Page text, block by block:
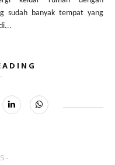
sudah banyak tempat yang